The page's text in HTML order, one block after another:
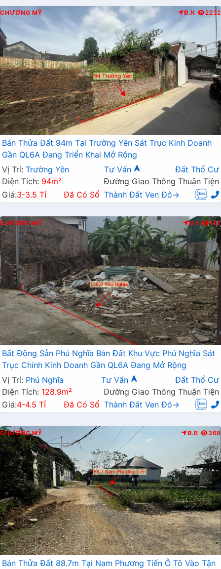
CHƯƠNG MỸ Đ.N 2232
Bán Thửa Đất 94m Tại Trường Yên Sát Trục Kinh Doanh
Gần QL6A Đang Triển Khai Mở Rộng
Vị Trí: Trường Yên Tư Vấn
Đất Thổ Cư
Diện Tích: 94m²
Đường Giao Thông Thuận Tiện
Giá:3-3.5 Tỉ Đã Có Sổ Thành Đất Ven Đô→
CHƯƠNG MỸ Đ.B 182
Bất Động Sản Phú Nghĩa Bán Đất Khu Vực Phú Nghĩa Sát
Trục Chính Kinh Doanh Gần QL6A Đang Mở Rộng
Vị Trí: Phú Nghĩa Tư Vấn
Đất Thổ Cư
Diện Tích: 128.9m²
Đường Giao Thông Thuận Tiện
Giá:4-4.5 Tỉ Đã Có Sổ Thành Đất Ven Đô→
CHƯƠNG MỸ Đ.B 368
Bán Thửa Đất 88.7m Tại Nam Phương Tiến Ô Tô Vào Tận